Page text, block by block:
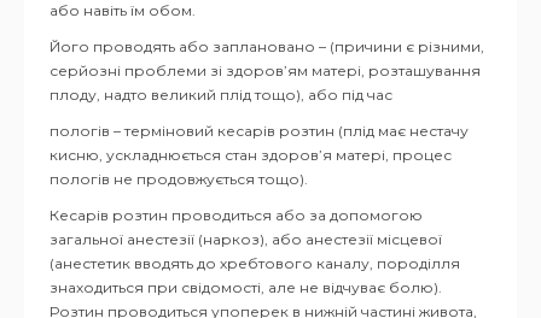
або навіть їм обом.
Його проводять або заплановано – (причини є різними,
серйозні проблеми зі здоров’ям матері, розташування
плоду, надто великий плід тощо), або під час
пологів – терміновий кесарів розтин (плід має нестачу
кисню, ускладнюється стан здоров’я матері, процес
пологів не продовжується тощо).
Кесарів розтин проводиться або за допомогою
загальної анестезії (наркоз), або анестезії місцевої
(анестетик вводять до хребтового каналу, породілля
знаходиться при свідомості, але не відчуває болю).
Розтин проводиться упоперек в нижній частині живота,